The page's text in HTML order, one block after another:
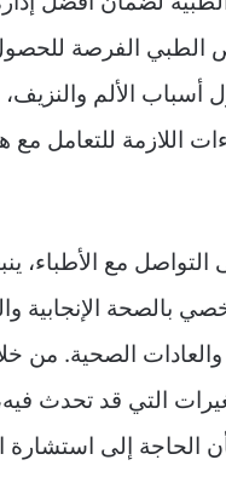
الطبي الفرصة
أسباب الألم
اللازمة للتعامل
التواصل مع الأطباء،
بالصحة الإنجابية
والعادات الصحية. من
التي قد تحدث
الحاجة إلى استشارة